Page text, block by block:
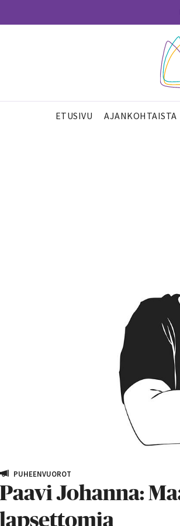
ETUSIVU AJANKOHTAISTA
PUHEENVUOROT
Paavi Johanna:
lapsettomia